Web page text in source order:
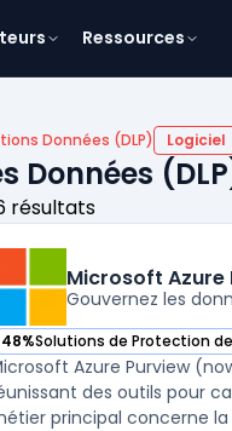
Ressources
Données (DLP) Logiciel
Données
résultats
Microsoft
Gouvernez les
48%Solutions de Protection
— voir Microsoft Azure
Azure Purview
des outils pour
principal concerne la